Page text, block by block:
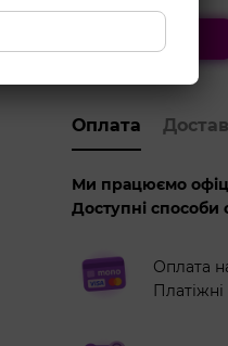
Купити
Оплата
Ми працюємо
Доступні способи
Оплата